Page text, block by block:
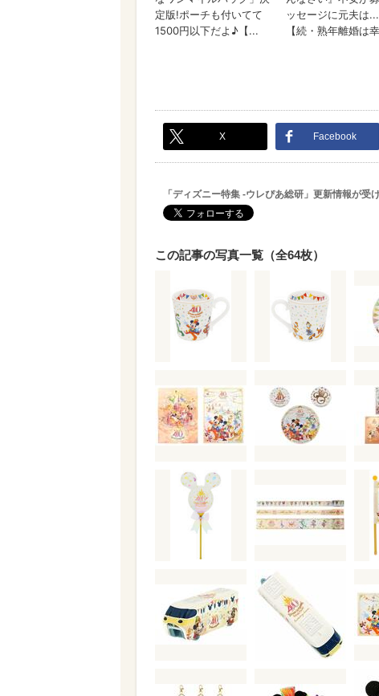
X Facebook
「ディズニー特集 -ウレぴあ総研」更新情報が受
この記事の写真一覧（全64枚）